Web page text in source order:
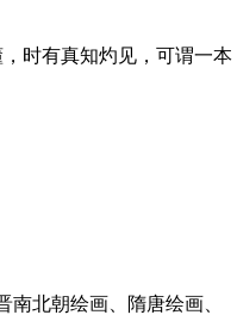
时有真知灼见，可谓一本
北朝绘画、隋唐绘画、